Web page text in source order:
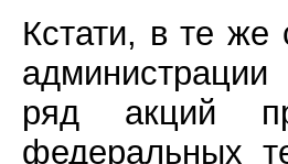
Кстати, в те же
ряд акций
федеральных